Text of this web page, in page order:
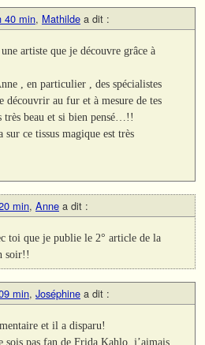
40 min, Mathilde a dit :
artiste que je découvre grâce à
, en particulier , des spécialistes
découvrir au fur et à mesure de tes
beau et si bien pensé…!!
ce tissus magique est très
min, Anne a dit :
toi que je publie le 2° article de la
soir!!
min, Joséphine a dit :
et il a disparu!
sois pas fan de Frida Kahlo, j’aimais